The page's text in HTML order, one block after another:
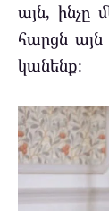
այն, ինչը
հարցն
կանենք։